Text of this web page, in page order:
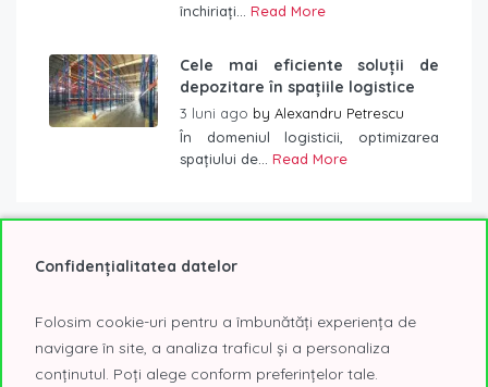
închiriați... Read More
Cele mai eficiente soluții de
depozitare în spațiile logistice
3 luni ago by Alexandru Petrescu
În domeniul logisticii, optimizarea
spațiului de... Read More
Etichete
AFI Tech Park
birouri
birouri Bucuresti
birouri clasa A
Confidențialitatea datelor
Folosim cookie-uri pentru a îmbunătăți experiența de
navigare în site, a analiza traficul și a personaliza
conținutul. Poți alege conform preferințelor tale.